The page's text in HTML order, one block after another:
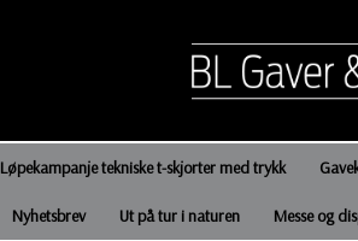
Løpekampanje tekniske t-skjorter med trykk
Nyhetsbrev Ut på tur i naturen Messe og